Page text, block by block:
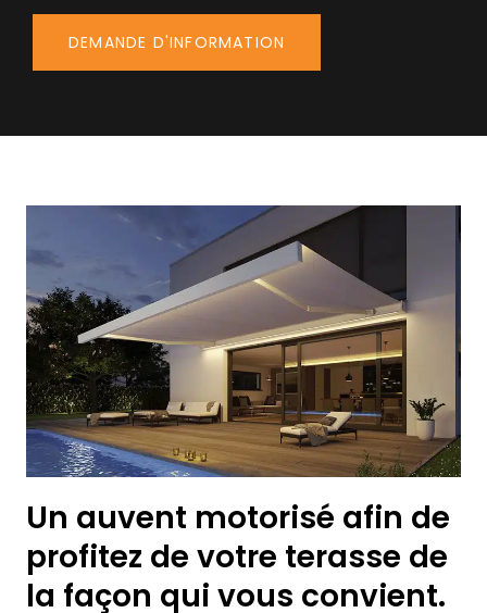
DEMANDE D'INFORMATION
Un auvent motorisé afin de
profitez de votre terasse de
la façon qui vous convient.